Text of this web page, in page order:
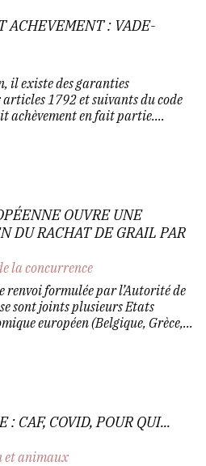
ACHEVEMENT : VADE-
il existe des garanties
1792 et suivants du code
achèvement en fait partie....
OUVRE UNE
DU RACHAT DE GRAIL PAR
la concurrence
renvoi formulée par l’Autorité de
sont joints plusieurs Etats
européen (Belgique, Grèce,...
CAF, COVID, POUR QUI...
et animaux